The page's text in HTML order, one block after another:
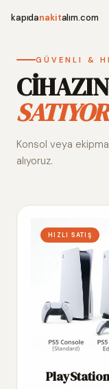
kapıdanakitalım.com
GÜVENLI &
Konsol veya
alıyoruz.
HIZLI SATIŞ